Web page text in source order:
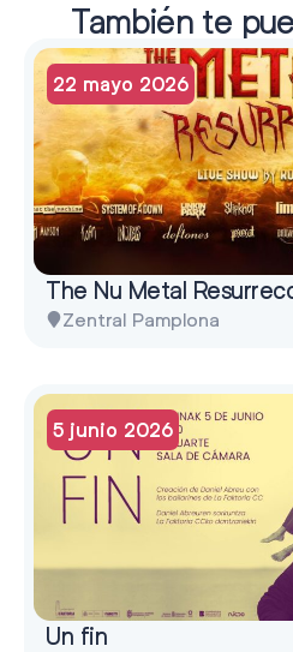
También te
22 mayo 2026
The Nu Metal
Zentral Pamplona
5 junio 2026
Un fin